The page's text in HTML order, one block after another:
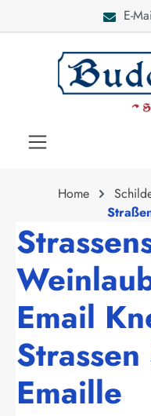
E-
Home
Email
Emaille